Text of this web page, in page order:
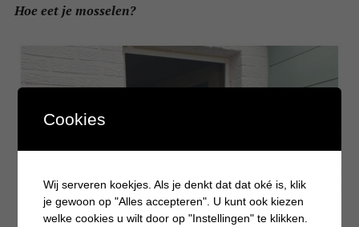
Hoe eet je mosselen?
Cookies
Wij serveren koekjes. Als je denkt dat dat oké is, klik
je gewoon op "Alles accepteren". U kunt ook kiezen
welke cookies u wilt door op "Instellingen" te klikken.